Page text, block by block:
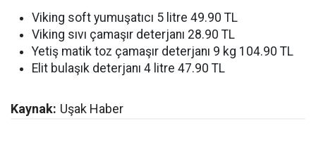
Viking soft yumuşatıcı 5 litre 49.90 TL
Viking sıvı çamaşır deterjanı 28.90 TL
Yetiş matik toz çamaşır deterjanı 9 kg 104.90 TL
Elit bulaşık deterjanı 4 litre 47.90 TL
Kaynak: Uşak Haber